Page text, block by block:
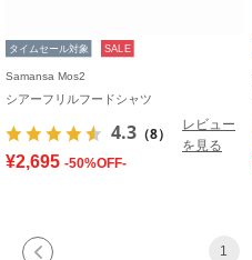
タイムセール対象 SALE
Samansa Mos2
シアーフリルフードシャツ
4.3 （8）
レビュー
を見る
¥2,695 -50%OFF-
1